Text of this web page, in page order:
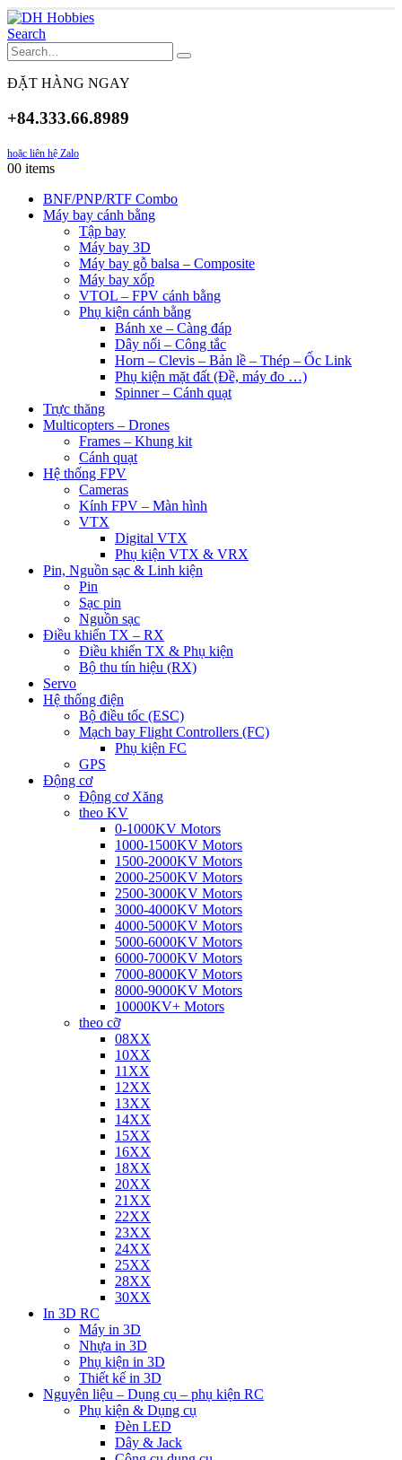
Search
ĐẶT HÀNG NGAY
+84.333.66.8989
hoặc liên hệ Zalo
00 items
BNF/PNP/RTF Combo
Máy bay cánh bằng
Tập bay
Máy bay 3D
Máy bay gỗ balsa – Composite
Máy bay xốp
VTOL – FPV cánh bằng
Phụ kiện cánh bằng
Bánh xe – Càng đáp
Dây nối – Công tắc
Horn – Clevis – Bản lề – Thép – Ốc Link
Phụ kiện mặt đất (Đề, máy đo …)
Spinner – Cánh quạt
Trực thăng
Multicopters – Drones
Frames – Khung kit
Cánh quạt
Hệ thống FPV
Cameras
Kính FPV – Màn hình
VTX
Digital VTX
Phụ kiện VTX & VRX
Pin, Nguồn sạc & Linh kiện
Pin
Sạc pin
Nguồn sạc
Điều khiển TX – RX
Điều khiển TX & Phụ kiện
Bộ thu tín hiệu (RX)
Servo
Hệ thống điện
Bộ điều tốc (ESC)
Mạch bay Flight Controllers (FC)
Phụ kiện FC
GPS
Động cơ
Động cơ Xăng
theo KV
0-1000KV Motors
1000-1500KV Motors
1500-2000KV Motors
2000-2500KV Motors
2500-3000KV Motors
3000-4000KV Motors
4000-5000KV Motors
5000-6000KV Motors
6000-7000KV Motors
7000-8000KV Motors
8000-9000KV Motors
10000KV+ Motors
theo cỡ
08XX
10XX
11XX
12XX
13XX
14XX
15XX
16XX
18XX
20XX
21XX
22XX
23XX
24XX
25XX
28XX
30XX
In 3D RC
Máy in 3D
Nhựa in 3D
Phụ kiện in 3D
Thiết kế in 3D
Nguyên liệu – Dụng cụ – phụ kiện RC
Phụ kiện & Dụng cụ
Đèn LED
Dây & Jack